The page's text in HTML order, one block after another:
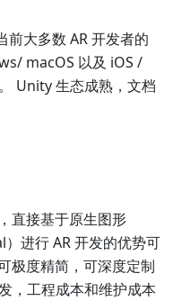
大多数 AR 开发者的
macOS 以及 iOS /
Unity 生态成熟，文档
直接基于原生图形
进行 AR 开发的优势可
极度精简，可深度定制
，工程成本和维护成本